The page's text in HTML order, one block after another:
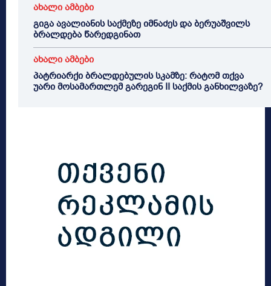
ახალი ამბები
გიგა ავალიანის საქმეზე იმნაძეს და ბერუაშვილს
ბრალდება წარედგინათ
ახალი ამბები
პატრიარქი ბრალდებულის სკამზე: რატომ თქვა
უარი მოსამართლემ გარეგინ II საქმის განხილვაზე?